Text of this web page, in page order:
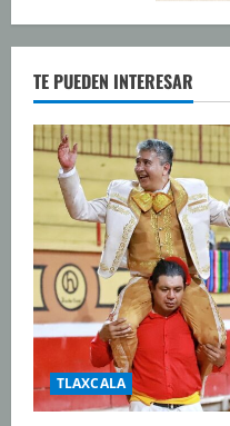
TE PUEDEN INTERESAR
TLAXCALA